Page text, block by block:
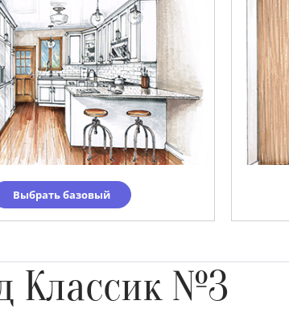
Выбрать базовый
Классик №3